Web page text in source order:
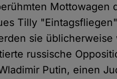
Mottowagen
Tilly
sie üblicherweise
russische
Putin, einen